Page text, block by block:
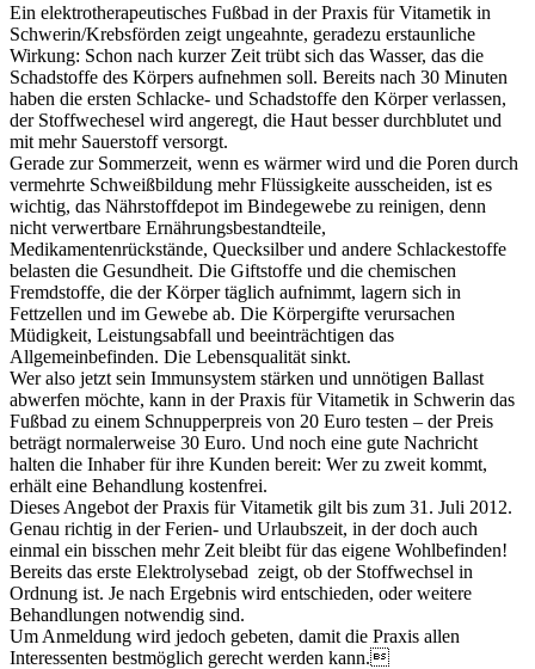
Ein elektrotherapeutisches Fußbad in der Praxis für Vitametik in
Schwerin/Krebsförden zeigt ungeahnte, geradezu erstaunliche
Wirkung: Schon nach kurzer Zeit trübt sich das Wasser, das die
Schadstoffe des Körpers aufnehmen soll. Bereits nach 30 Minuten
haben die ersten Schlacke- und Schadstoffe den Körper verlassen,
der Stoffwechesel wird angeregt, die Haut besser durchblutet und
mit mehr Sauerstoff versorgt.
Gerade zur Sommerzeit, wenn es wärmer wird und die Poren durch
vermehrte Schweißbildung mehr Flüssigkeite ausscheiden, ist es
wichtig, das Nährstoffdepot im Bindegewebe zu reinigen, denn
nicht verwertbare Ernährungsbestandteile,
Medikamentenrückstände, Quecksilber und andere Schlackestoffe
belasten die Gesundheit. Die Giftstoffe und die chemischen
Fremdstoffe, die der Körper täglich aufnimmt, lagern sich in
Fettzellen und im Gewebe ab. Die Körpergifte verursachen
Müdigkeit, Leistungsabfall und beeinträchtigen das
Allgemeinbefinden. Die Lebensqualität sinkt.
Wer also jetzt sein Immunsystem stärken und unnötigen Ballast
abwerfen möchte, kann in der Praxis für Vitametik in Schwerin das
Fußbad zu einem Schnupperpreis von 20 Euro testen – der Preis
beträgt normalerweise 30 Euro. Und noch eine gute Nachricht
halten die Inhaber für ihre Kunden bereit: Wer zu zweit kommt,
erhält eine Behandlung kostenfrei.
Dieses Angebot der Praxis für Vitametik gilt bis zum 31. Juli 2012.
Genau richtig in der Ferien- und Urlaubszeit, in der doch auch
einmal ein bisschen mehr Zeit bleibt für das eigene Wohlbefinden!
Bereits das erste Elektrolysebad zeigt, ob der Stoffwechsel in
Ordnung ist. Je nach Ergebnis wird entschieden, oder weitere
Behandlungen notwendig sind.
Um Anmeldung wird jedoch gebeten, damit die Praxis allen
Interessenten bestmöglich gerecht werden kann.